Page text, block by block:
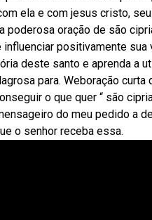
ela e com jesus cristo,
poderosa oração de são
positivamente sua
deste santo e aprenda a
para. Weboração curta
o que quer “ são
do meu pedido a
o senhor receba essa.